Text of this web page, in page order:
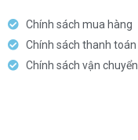
Chính sách mua hàng
Chính sách thanh toán
Chính sách vận chuyển